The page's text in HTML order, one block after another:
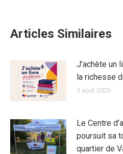
Articles Similaires
J’achète un
la richesse
3 août 2026
Le Centre
poursuit sa
quartier de